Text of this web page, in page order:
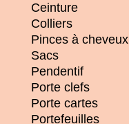
Ceinture
Colliers
Pinces à cheveux
Sacs
Pendentif
Porte clefs
Porte cartes
Portefeuilles